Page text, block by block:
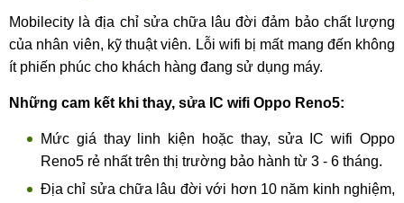
Mobilecity là địa chỉ sửa chữa lâu đời đảm bảo chất lượng
của nhân viên, kỹ thuật viên. Lỗi wifi bị mất mang đến không
ít phiến phúc cho khách hàng đang sử dụng máy.
Những cam kết khi thay, sửa IC wifi Oppo Reno5:
Mức giá thay linh kiện hoặc thay, sửa IC wifi Oppo
Reno5 rẻ nhất trên thị trường bảo hành từ 3 - 6 tháng.
Địa chỉ sửa chữa lâu đời với hơn 10 năm kinh nghiệm,